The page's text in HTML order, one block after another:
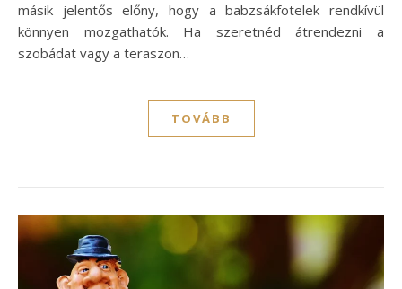
másik jelentős előny, hogy a babzsákfotelek rendkívül
könnyen mozgathatók. Ha szeretnéd átrendezni a
szobádat vagy a teraszon…
TOVÁBB